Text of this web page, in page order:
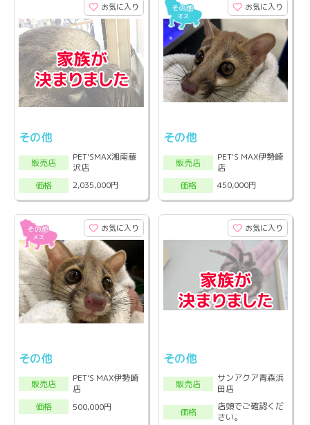
お気に入り
その他
販売店
PET'SMAX湘南藤
沢店
価格
2,035,000円
お気に入り
その他
販売店
PET'S MAX伊勢崎
店
価格
450,000円
お気に入り
その他
販売店
PET'S MAX伊勢崎
店
価格
500,000円
お気に入り
その他
販売店
サンアクア青森浜
田店
価格
店頭でご確認くだ
さい。